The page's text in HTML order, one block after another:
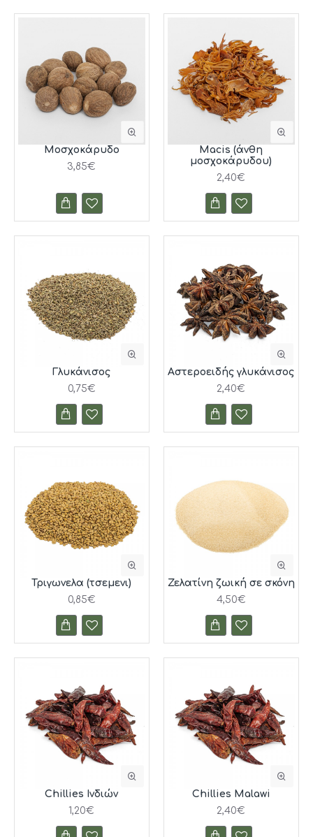
Μοσχοκάρυδο
3,85€
Macis (άνθη
μοσχοκάρυδου)
2,40€
Γλυκάνισος
0,75€
Αστεροειδής γλυκάνισος
2,40€
Τριγωνελα (τσεμενι)
0,85€
Ζελατίνη ζωική σε σκόνη
4,50€
Chillies Ινδιών
1,20€
Chillies Malawi
2,40€